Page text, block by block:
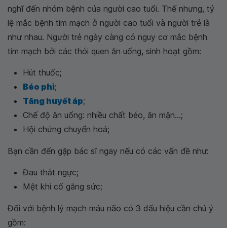
nghĩ đến nhóm bệnh của người cao tuổi. Thế nhưng, tỷ
lệ mắc bệnh tim mạch ở người cao tuổi và người trẻ là
như nhau. Người trẻ ngày càng có nguy cơ mắc bệnh
tim mạch bởi các thói quen ăn uống, sinh hoạt gồm:
Hút thuốc;
Béo phì;
Tăng huyết áp;
Chế độ ăn uống: nhiều chất béo, ăn mặn...;
Hội chứng chuyển hoá;
Bạn cần đến gặp bác sĩ ngay nếu có các vấn đề như:
Đau thắt ngực;
Mệt khi cố gắng sức;
Đối với bệnh lý mạch máu não có 3 dấu hiệu cần chú ý
gồm: